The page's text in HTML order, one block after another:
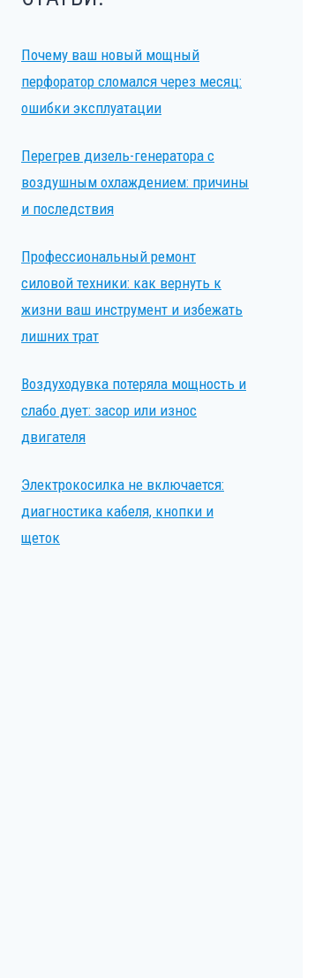
Почему ваш новый мощный
перфоратор сломался через месяц:
ошибки эксплуатации
Перегрев дизель-генератора с
воздушным охлаждением: причины
и последствия
Профессиональный ремонт
силовой техники: как вернуть к
жизни ваш инструмент и избежать
лишних трат
Воздуходувка потеряла мощность и
слабо дует: засор или износ
двигателя
Электрокосилка не включается:
диагностика кабеля, кнопки и
щеток